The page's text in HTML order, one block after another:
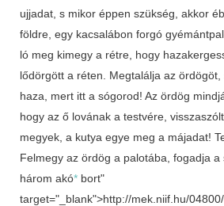
ujjadat, s mikor éppen szükség, akkor
földre, egy kacsalábon forgó
ló meg kimegy a rétre, hogy
lődörgött a réten. Megtalálja az
haza, mert itt a sógorod! Az ördög
hogy az ő lovának a testvére,
megyek, a kutya egye meg a májadat!
Felmegy az ördög a palotába, fogadja
három akó* bort"
target="_blank">http://mek.niif.hu/